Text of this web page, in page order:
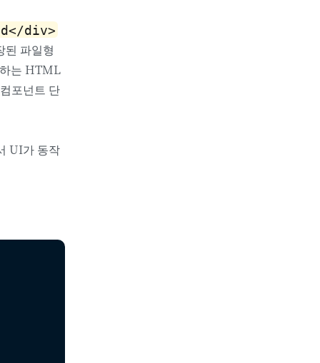
div>
파일형
는 HTML
포넌트 단
UI가 동작